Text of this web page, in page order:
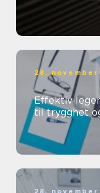
28. november
Effektiv
til trygghet
28. november